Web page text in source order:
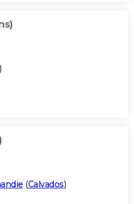
)
(Calvados)